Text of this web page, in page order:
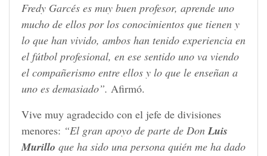
Fredy Garcés es muy buen profesor, aprende uno
mucho de ellos por los conocimientos que tienen y
lo que han vivido, ambos han tenido experiencia en
el fútbol profesional, en ese sentido uno va viendo
el compañerismo entre ellos y lo que le enseñan a
uno es demasiado”. Afirmó.
Vive muy agradecido con el jefe de divisiones
menores: “El gran apoyo de parte de DonLuis
Murillo que ha sido una persona quién me ha dado